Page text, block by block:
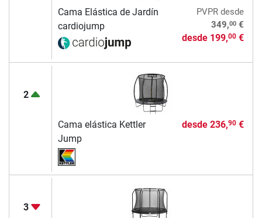
Cama Elástica de Jardín
cardiojump
PVPRdesde
349,00€
desde 199,00€
2
Cama elástica Kettler
Jump
desde 236,90€
3